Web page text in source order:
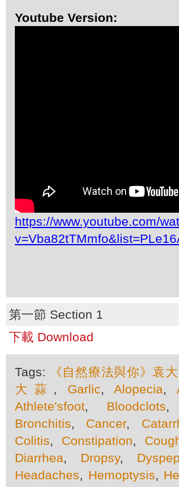
Youtube Version:
https://www.youtube.com/
第一節 Section 1
下載 Download
Tags:
《自然療法與你》袁
大蒜 , Garlic, Alopecia,
Athlete'sfoot, Bloodclots
Bronchitis, Cancer,
Colitis, Constipation,
Diarrhea, Dropsy,
Headaches, Hemoptysis,